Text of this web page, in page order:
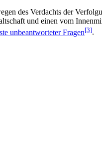
des Verdachts der
und einen vom
unbeantworteter Fragen[3].